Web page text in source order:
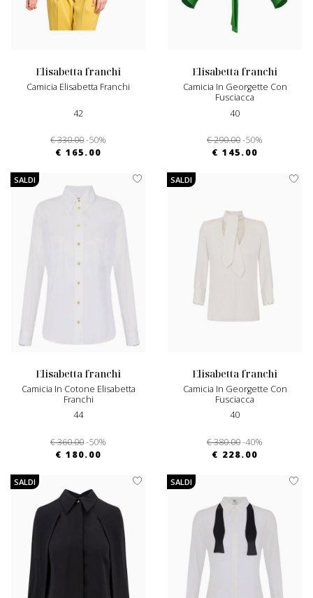
elisabetta franchi
Camicia Elisabetta Franchi
42
€ 330.00-50%
€ 165.00
elisabetta franchi
Camicia In Georgette Con
Fusciacca
40
€ 290.00-50%
€ 145.00
SALDI
elisabetta franchi
Camicia In Cotone Elisabetta
Franchi
44
€ 360.00-50%
€ 180.00
SALDI
elisabetta franchi
Camicia In Georgette Con
Fusciacca
40
€ 380.00-40%
€ 228.00
SALDI SALDI